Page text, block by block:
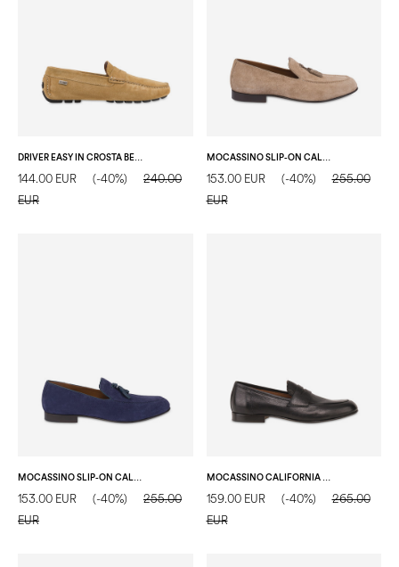
144.00 EUR (-40%)
240.00
EUR
153.00 EUR (-40%)
255.00
EUR
MOCASSINO SLIP-ON CALIFORNIA IN CROSTA BLU
153.00 EUR (-40%)
255.00
EUR
MOCASSINO CALIFORNIA IN CAPRA POPPY ROCK NERO
159.00 EUR (-40%)
265.00
EUR